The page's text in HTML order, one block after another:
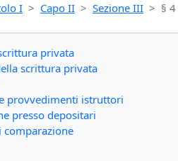
I Capo II Sezione III § 4
privata
scrittura privata
provvedimenti istruttori
presso depositari
comparazione